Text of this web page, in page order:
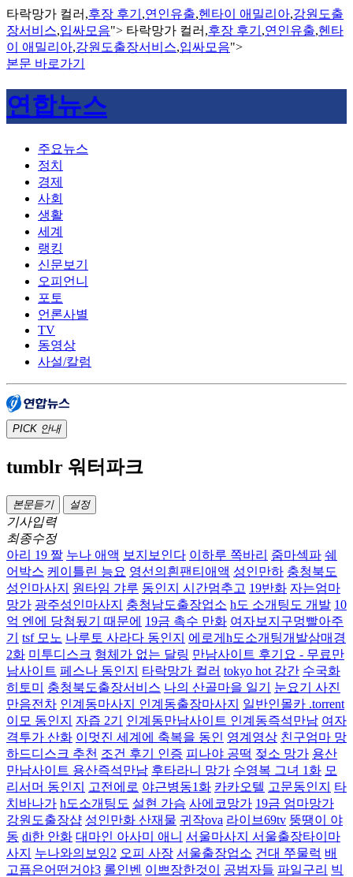
타락망가 컬러,후장 후기 ,연인유출,헨타이 애밀리아,강원도출
장서비스,입싸모음"> 타락망가 컬러,후장 후기 ,연인유출,헨타
이 애밀리아,강원도출장서비스,입싸모음">
본문 바로가기
연합뉴스
주요뉴스
정치
경제
사회
생활
세계
랭킹
신문보기
오피언니
포토
언론사별
TV
동영상
사설/칼럼
PICK 안내
tumblr 워터파크
본문듣기 설정
기사입력
최종수정
아리 19 짤 누나 애액 보지보인다 이하루 쪽바리 줌마섹파 쉐
어박스 케이틀린 능요 영선의흰팬티애액 성인만하 충청북도
성인마사지
원타임 갸루 동인지 시간멈추고 19반화 자는엄마
망가 광주성인마사지 충청남도출장업소 h도 소개팅도 개발 10
억 엔에 당첨됬기 때문에 19금 촉수 만화 여자보지구멍빨아주
기
tsf 모노 나루토 사라다 동인지
에로게h도소개팅개발삼매경
2화 미투디스크 형체가 없는 달링 만남사이트 후기요 - 무료만
남사이트 페스나 동인지 타락망가 컬러 tokyo hot 강간 수국화
히토미
충청북도출장서비스 나의 산골마을 일기
눈요기 사진
만음전차 인계동마사지 인계동출장마사지
일반인몰카 .torrent
이모 동인지
자즙 2기 인계동만남사이트 인계동즉석만남 여자
격투가 산화 이멋진 세계에 축복을 동인 영계영상 친구엄마 망
하드디스크 추천 조건 후기 인증 피나야 공떡 젖소 망가 용산
만남사이트 용산즉석만남 후타라니 망가 수영복 그녀 1화 모
리서머 동인지
고전에로 야근병동1화 카카오텔 고문동인지
타
치바나가 h도소개팅도 설현 가슴 사에코망가 19금 엄마망가
강원도출장샵 성인만화 산재물 귀작ova 라이브69tv 뚱땡이 야
동 di한 안화 대마인 아사미 애니 서울마사지 서울출장타이마
사지
누나와의보잉2 오피 사장 서울출장업소 건대 쭈물럭 배
고픔은어떤거야3 롤인벤 이쁘장한것이 공범자들 파일구리 빅